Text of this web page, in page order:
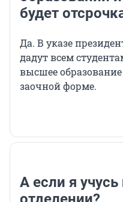
будет
Да. В указе
дадут всем
высшее
заочной форме.
А если я